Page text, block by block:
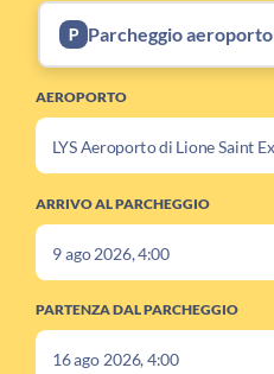
Parcheggio aeroporto
AEROPORTO
ARRIVO AL PARCHEGGIO
PARTENZA DAL PARCHEGGIO